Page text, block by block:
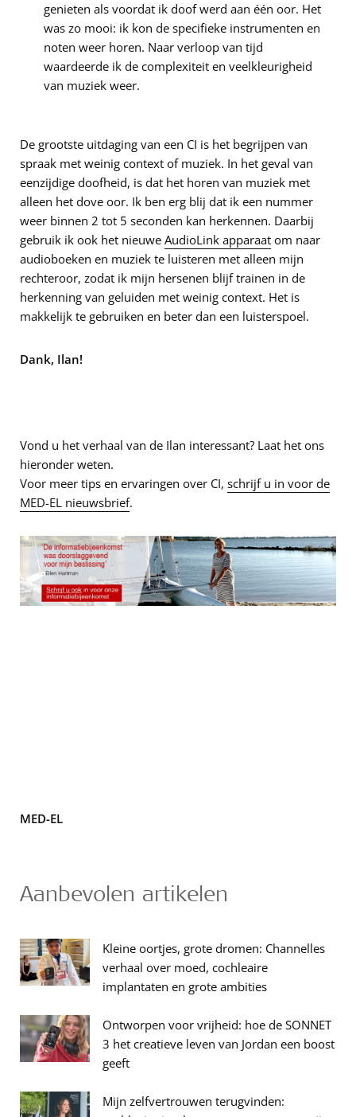
genieten als voordat ik doof werd aan één oor. Het
was zo mooi: ik kon de specifieke instrumenten en
noten weer horen. Naar verloop van tijd
waardeerde ik de complexiteit en veelkleurigheid
van muziek weer.
De grootste uitdaging van een CI is het begrijpen van
spraak met weinig context of muziek. In het geval van
eenzijdige doofheid, is dat het horen van muziek met
alleen het dove oor. Ik ben erg blij dat ik een nummer
weer binnen 2 tot 5 seconden kan herkennen. Daarbij
gebruik ik ook het nieuwe AudioLink apparaat om naar
audioboeken en muziek te luisteren met alleen mijn
rechteroor, zodat ik mijn hersenen blijf trainen in de
herkenning van geluiden met weinig context. Het is
makkelijk te gebruiken en beter dan een luisterspoel.
Dank, Ilan!
Vond u het verhaal van de Ilan interessant? Laat het ons
hieronder weten.
Voor meer tips en ervaringen over CI, schrijf u in voor de
MED-EL nieuwsbrief.
MED-EL
Aanbevolen artikelen
Kleine oortjes, grote dromen: Channelles
verhaal over moed, cochleaire
implantaten en grote ambities
Ontworpen voor vrijheid: hoe de SONNET
3 het creatieve leven van Jordan een boost
geeft
Mijn zelfvertrouwen terugvinden: